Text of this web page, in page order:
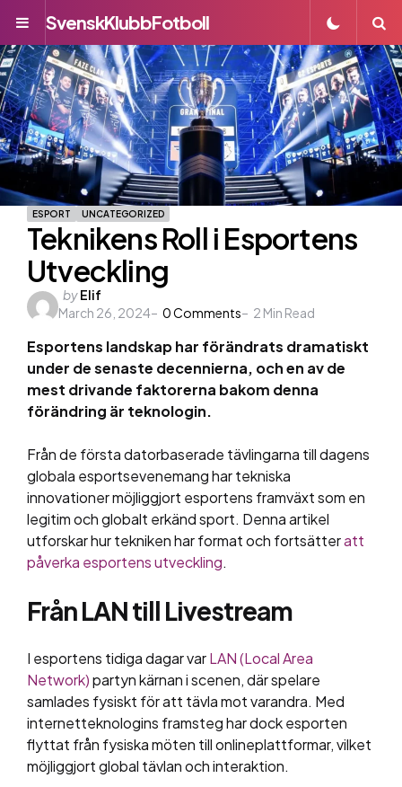
Menu
SvenskKlubbFotboll
ESPORT UNCATEGORIZED
Teknikens Roll i Esportens
Utveckling
Posted
by
byElif
March 26, 2024
0Comments 2 Min Read
Esportens landskap har förändrats dramatiskt
under de senaste decennierna, och en av de
mest drivande faktorerna bakom denna
förändring är teknologin.
Från de första datorbaserade tävlingarna till dagens
globala esportsevenemang har tekniska
innovationer möjliggjort esportens framväxt som en
legitim och globalt erkänd sport. Denna artikel
utforskar hur tekniken har format och fortsätteratt
påverka esportens utveckling.
Från LAN till Livestream
I esportens tidiga dagar varLAN (Local Area
Network)partyn kärnan i scenen, där spelare
samlades fysiskt för att tävla mot varandra. Med
internetteknologins framsteg har dock esporten
flyttat från fysiska möten till onlineplattformar, vilket
möjliggjort global tävlan och interaktion.